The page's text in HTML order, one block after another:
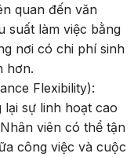
quan đến văn
suất làm việc bằng
nơi có chi phí sinh
hơn.
Flexibility):
lại sự linh hoạt cao
viên có thể tận
công việc và cuộc